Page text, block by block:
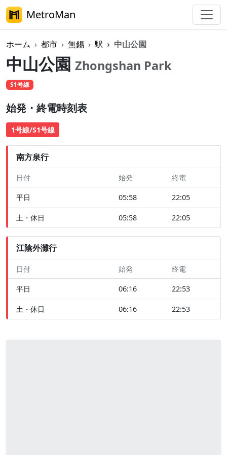
MetroMan
ホーム 都市 無錫 駅 中山公園
中山公園 Zhongshan Park
S1号線
始発・終電時刻表
1号線/S1号線
南方泉行
日付 始発 終電
平日 05:58 22:05
土・休日 05:58 22:05
江陰外灘行
日付 始発 終電
平日 06:16 22:53
土・休日 06:16 22:53